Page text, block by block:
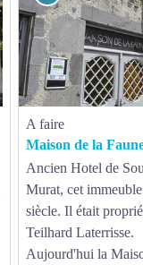
A faire
Maison de la
Ancien Hotel de
Murat, cet
siècle. Il était
Teilhard Laterrisse.
Aujourd'hui la